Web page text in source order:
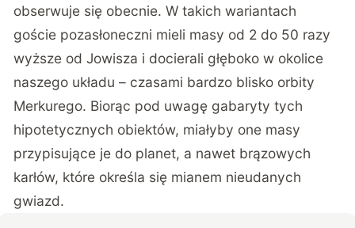
obserwuje się obecnie. W takich wariantach
goście pozasłoneczni mieli masy od 2 do 50 razy
wyższe od Jowisza i docierali głęboko w okolice
naszego układu – czasami bardzo blisko orbity
Merkurego. Biorąc pod uwagę gabaryty tych
hipotetycznych obiektów, miałyby one masy
przypisujące je do planet, a nawet brązowych
karłów, które określa się mianem nieudanych
gwiazd.